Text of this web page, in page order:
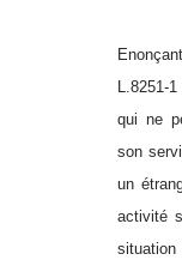
L.8251-
qui ne
son
un
activité